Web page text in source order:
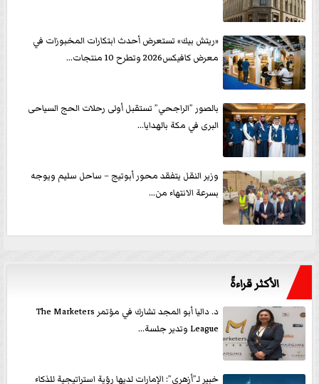
«ريتش بيك» تستعرض أحدث ابتكارات المخبوزات في
معرض كافيكس2026 وتطرح 10 منتجات...
بالصور ”الراجحي” تستقبل أولى رحلات الحج السياحى
البرى في مكة بالهدايا...
وزير النقل يتفقد محور أبوتيج – ساحل سليم ويوجه
بسرعة الانتهاء من...
الأكثر قراءةً
د. داليا أبو المجد تشارك في مؤتمر The Marketers
League وتدير جلسة...
خبير لـ”أزهري”: الإمارات لديها رؤية استراتيجية للذكاء